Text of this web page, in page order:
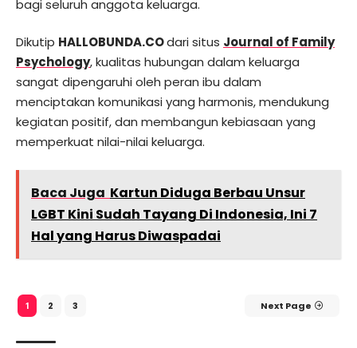
bagi seluruh anggota keluarga.
Dikutip HALLOBUNDA.COdari situs Journal of Family
Psychology, kualitas hubungan dalam keluarga
sangat dipengaruhi oleh peran ibu dalam
menciptakan komunikasi yang harmonis, mendukung
kegiatan positif, dan membangun kebiasaan yang
memperkuat nilai-nilai keluarga.
Baca Juga Kartun Diduga Berbau Unsur
LGBT Kini Sudah Tayang Di Indonesia, Ini 7
Hal yang Harus Diwaspadai
1 2 3 Next Page